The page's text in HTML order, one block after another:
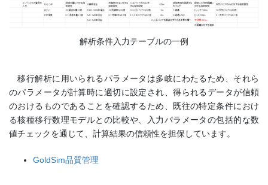
解析条件入力テーブルの一例
移行解析に用いられるパラメータは多岐にわたるため、それら
のパラメータが計算時に適切に設定され、得られるデータが信頼
のおけるものであることを確認するため、既往の特定条件におけ
る核種移行数理モデルとの比較や、入力パラメータの包括的な数
値チェックを通じて、計算結果の信頼性を担保しています。
GoldSim品質管理